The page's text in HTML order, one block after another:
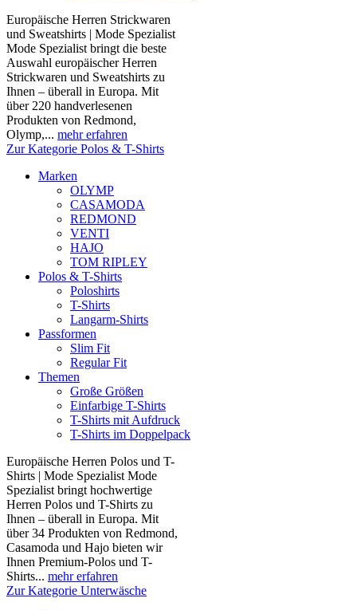
Europäische Herren Strickwaren
und Sweatshirts | Mode Spezialist
Mode Spezialist bringt die beste
Auswahl europäischer Herren
Strickwaren und Sweatshirts zu
Ihnen – überall in Europa. Mit
über 220 handverlesenen
Produkten von Redmond,
Olymp,... mehr erfahren
Zur Kategorie Polos & T-Shirts
Marken
OLYMP
CASAMODA
REDMOND
VENTI
HAJO
TOM RIPLEY
Polos & T-Shirts
Poloshirts
T-Shirts
Langarm-Shirts
Passformen
Slim Fit
Regular Fit
Themen
Große Größen
Einfarbige T-Shirts
T-Shirts mit Aufdruck
T-Shirts im Doppelpack
Europäische Herren Polos und T-
Shirts | Mode Spezialist Mode
Spezialist bringt hochwertige
Herren Polos und T-Shirts zu
Ihnen – überall in Europa. Mit
über 34 Produkten von Redmond,
Casamoda und Hajo bieten wir
Ihnen Premium-Polos und T-
Shirts... mehr erfahren
Zur Kategorie Unterwäsche